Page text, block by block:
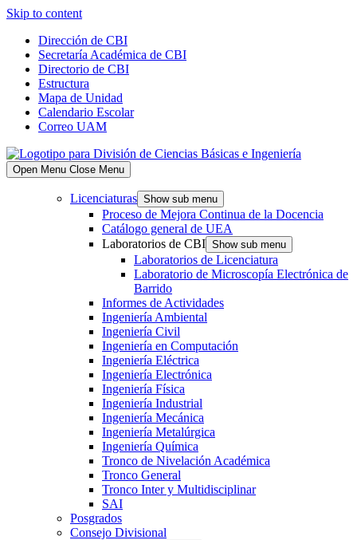
Skip to content
Dirección de CBI
Secretaría Académica de CBI
Directorio de CBI
Estructura
Mapa de Unidad
Calendario Escolar
Correo UAM
Open Menu Close Menu
Licenciaturas Show sub menu
Proceso de Mejora Continua de la Docencia
Catálogo general de UEA
Laboratorios de CBI Show sub menu
Laboratorios de Licenciatura
Laboratorio de Microscopía Electrónica de
Barrido
Informes de Actividades
Ingeniería Ambiental
Ingeniería Civil
Ingeniería en Computación
Ingeniería Eléctrica
Ingeniería Electrónica
Ingeniería Física
Ingeniería Industrial
Ingeniería Mecánica
Ingeniería Metalúrgica
Ingeniería Química
Tronco de Nivelación Académica
Tronco General
Tronco Inter y Multidisciplinar
SAI
Posgrados
Consejo Divisional